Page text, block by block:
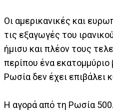
Οι αμερικανικές και
τις εξαγωγές του
ήμισυ και πλέον τους
περίπου ένα εκατομμύριο
Ρωσία δεν έχει επιβάλει
Η αγορά από τη Ρωσία